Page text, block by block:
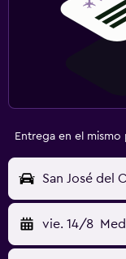
Entrega en el mismo
San José del
vie. 14/8